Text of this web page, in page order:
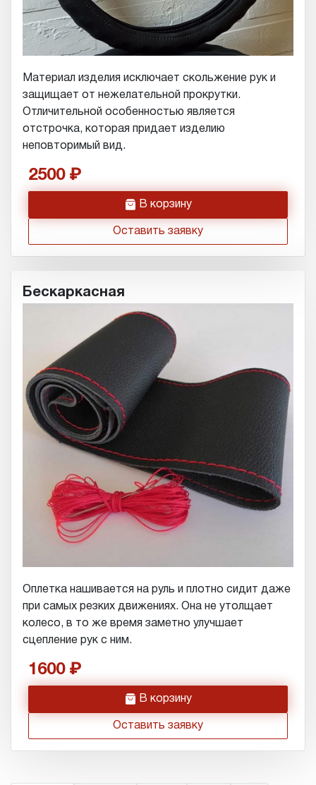
Материал изделия исключает скольжение рук и
защищает от нежелательной прокрутки.
Отличительной особенностью является
отстрочка, которая придает изделию
неповторимый вид.
2500
h В корзину
Оставить заявку
Бескаркасная
Оплетка нашивается на руль и плотно сидит даже
при самых резких движениях. Она не утолщает
колесо, в то же время заметно улучшает
сцепление рук с ним.
1600
h В корзину
Оставить заявку